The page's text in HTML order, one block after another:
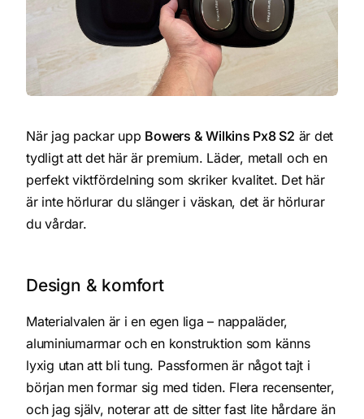
När jag packar upp Bowers & Wilkins Px8 S2 är det
tydligt att det här är premium. Läder, metall och en
perfekt viktfördelning som skriker kvalitet. Det här
är inte hörlurar du slänger i väskan, det är hörlurar
du vårdar.
Design & komfort
Materialvalen är i en egen liga – nappa­l­äder,
aluminiumarmar och en konstruktion som känns
lyxig utan att bli tung. Passformen är något tajt i
början men formar sig med tiden. Flera recensenter,
och jag själv, noterar att de sitter fast lite hårdare än